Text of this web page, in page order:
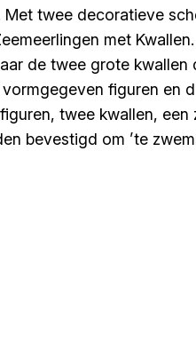
twee decoratieve
met
de twee grote
figuren en
twee kwallen,
bevestigd om ’te